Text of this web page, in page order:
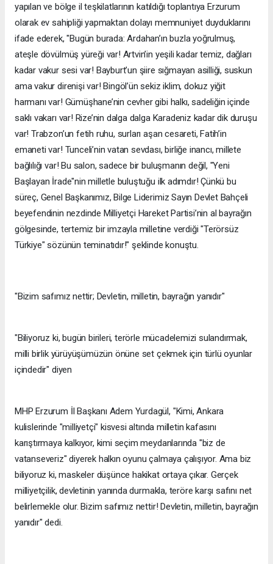
yapılan ve bölge il teşkilatlarının katıldığı toplantıya Erzurum
olarak ev sahipliği yapmaktan dolayı memnuniyet duyduklarını
ifade ederek, "Bugün burada: Ardahan’ın buzla yoğrulmuş,
ateşle dövülmüş yüreği var! Artvin’in yeşili kadar temiz, dağları
kadar vakur sesi var! Bayburt’un şiire sığmayan asilliği, suskun
ama vakur direnişi var! Bingöl’ün sekiz iklim, dokuz yiğit
harmanı var! Gümüşhane’nin cevher gibi halkı, sadeliğin içinde
saklı vakarı var! Rize’nin dalga dalga Karadeniz kadar dik duruşu
var! Trabzon’un fetih ruhu, surları aşan cesareti, Fatih’in
emaneti var! Tunceli’nin vatan sevdası, birliğe inancı, millete
bağlılığı var! Bu salon, sadece bir buluşmanın değil, "Yeni
Başlayan İrade"nin milletle buluştuğu ilk adımdır! Çünkü bu
süreç, Genel Başkanımız, Bilge Liderimiz Sayın Devlet Bahçeli
beyefendinin nezdinde Milliyetçi Hareket Partisi’nin al bayrağın
gölgesinde, tertemiz bir imzayla milletine verdiği "Terörsüz
Türkiye" sözünün teminatıdır!" şeklinde konuştu.
"Bizim safımız nettir; Devletin, milletin, bayrağın yanıdır"
"Biliyoruz ki, bugün birileri, terörle mücadelemizi sulandırmak,
milli birlik yürüyüşümüzün önüne set çekmek için türlü oyunlar
içindedir" diyen
MHP Erzurum İl Başkanı Adem Yurdagül, "Kimi, Ankara
kulislerinde "milliyetçi" kisvesi altında milletin kafasını
karıştırmaya kalkıyor, kimi seçim meydanlarında "biz de
vatanseveriz" diyerek halkın oyunu çalmaya çalışıyor. Ama biz
biliyoruz ki, maskeler düşünce hakikat ortaya çıkar. Gerçek
milliyetçilik, devletinin yanında durmakla, teröre karşı safını net
belirlemekle olur. Bizim safımız nettir! Devletin, milletin, bayrağın
yanıdır" dedi.